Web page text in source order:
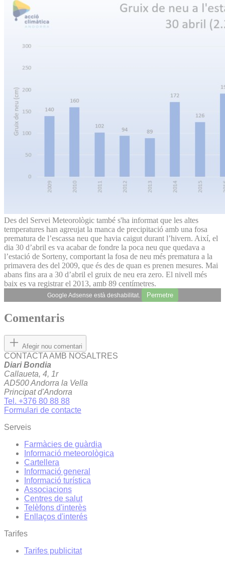
Des del Servei Meteorològic també s'ha informat que les altes
temperatures han agreujat la manca de precipitació amb una fosa
prematura de l’escassa neu que havia caigut durant l’hivern. Així, el
dia 30 d’abril es va acabar de fondre la poca neu que quedava a
l’estació de Sorteny, comportant la fosa de neu més prematura a la
primavera des del 2009, que és des de quan es prenen mesures. Mai
abans fins ara a 30 d’abril el gruix de neu era zero. El nivell més
baix es va registrar el 2013, amb 89 centímetres.
Google Adsense està deshabilitat. Permetre
Comentaris
Afegir nou comentari
CONTACTA AMB NOSALTRES
Diari Bondia
Callaueta, 4, 1r
AD500 Andorra la Vella
Principat d'Andorra
Tel. +376 80 88 88
Formulari de contacte
Serveis
Farmàcies de guàrdia
Informació meteorològica
Cartellera
Informació general
Informació turística
Associacions
Centres de salut
Telèfons d'interès
Enllaços d'interés
Tarifes
Tarifes publicitat